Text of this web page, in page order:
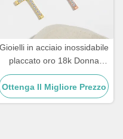
Gioielli in acciaio inossidabile
placcato oro 18k Donna
Collana girocollo Croce 20
pollici
Ottenga Il Migliore Prezzo